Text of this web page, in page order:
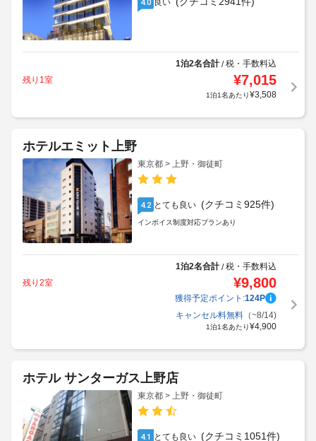
良い
1泊2名合計/税・手数料込
残り1室
¥7,015
1泊1名あたり¥3,508
ホテルエミット上野
東京都 > 上野・御徒町
4.2 とても良い (クチコミ925件)
インボイス制度対応プランあり
1泊2名合計/税・手数料込
残り2室
¥9,800
獲得予定ポイント:124P
キャンセル料無料（~8/14)
1泊1名あたり¥4,900
ホテル サンターガス上野店
東京都 > 上野・御徒町
4.1 とても良い (クチコミ1051件)